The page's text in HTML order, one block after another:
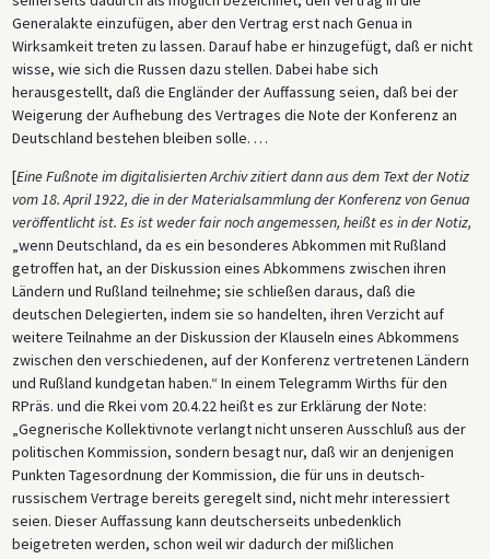
Generalakte einzufügen, aber den Vertrag erst nach Genua in
Wirksamkeit treten zu lassen. Darauf habe er hinzugefügt, daß er nicht
wisse, wie sich die Russen dazu stellen. Dabei habe sich
herausgestellt, daß die Engländer der Auffassung seien, daß bei der
Weigerung der Aufhebung des Vertrages die Note der Konferenz an
Deutschland bestehen bleiben solle. …
[Eine Fußnote im digitalisierten Archiv zitiert dann aus dem Text der Notiz
vom 18. April 1922, die in der Materialsammlung der Konferenz von Genua
veröffentlicht ist. Es ist weder fair noch angemessen, heißt es in der Notiz,
„wenn Deutschland, da es ein besonderes Abkommen mit Rußland
getroffen hat, an der Diskussion eines Abkommens zwischen ihren
Ländern und Rußland teilnehme; sie schließen daraus, daß die
deutschen Delegierten, indem sie so handelten, ihren Verzicht auf
weitere Teilnahme an der Diskussion der Klauseln eines Abkommens
zwischen den verschiedenen, auf der Konferenz vertretenen Ländern
und Rußland kundgetan haben.“ In einem Telegramm Wirths für den
RPräs. und die Rkei vom 20.4.22 heißt es zur Erklärung der Note:
„Gegnerische Kollektivnote verlangt nicht unseren Ausschluß aus der
politischen Kommission, sondern besagt nur, daß wir an denjenigen
Punkten Tagesordnung der Kommission, die für uns in deutsch-
russischem Vertrage bereits geregelt sind, nicht mehr interessiert
seien. Dieser Auffassung kann deutscherseits unbedenklich
beigetreten werden, schon weil wir dadurch der mißlichen